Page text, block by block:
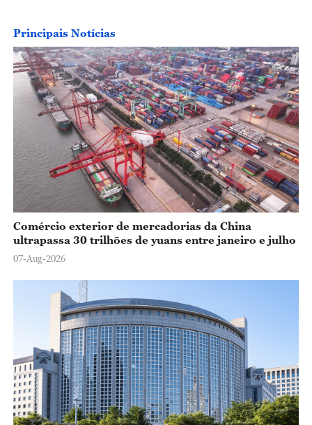
Principais Notícias
Comércio exterior de mercadorias da China
ultrapassa 30 trilhões de yuans entre janeiro e julho
07-Aug-2026